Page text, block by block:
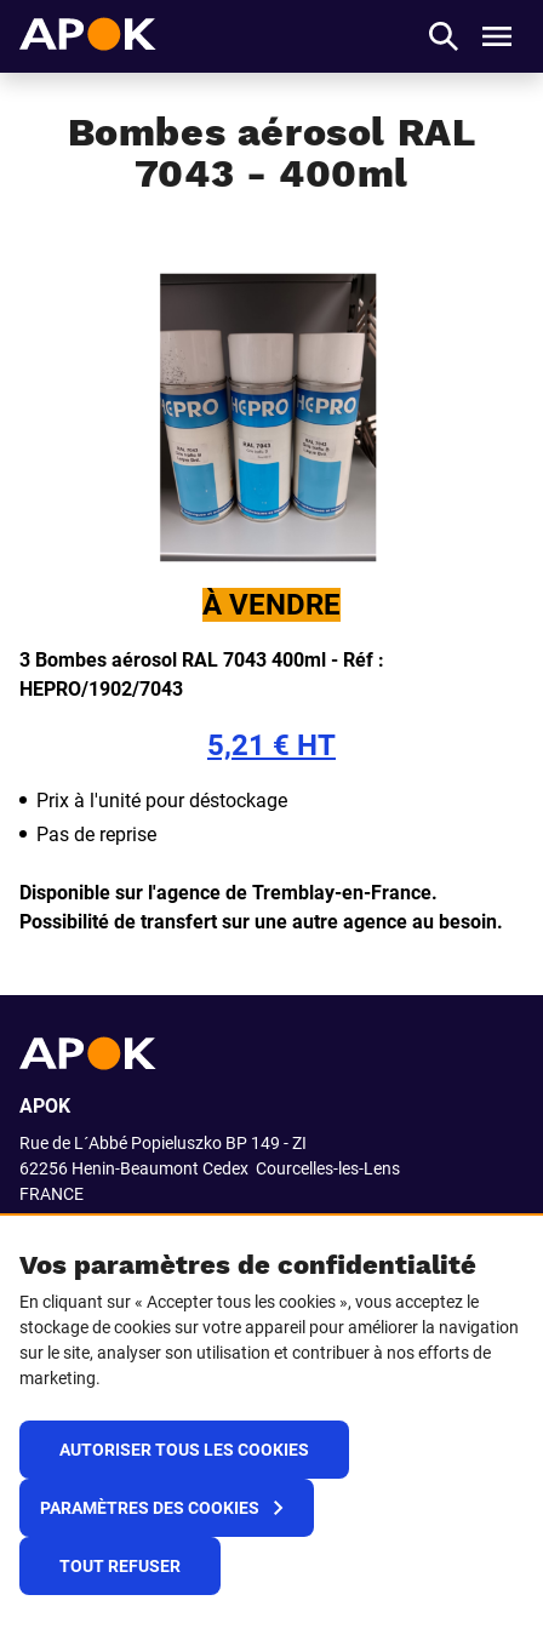
​Bombes aérosol RAL
7043 - 400ml
À VENDRE
3 Bombes aérosol RAL 7043 400ml - Réf :
HEPRO/1902/7043
5,21 € HT
Prix à l'unité pour déstockage
Pas de reprise
Disponible sur l'agence de Tremblay-en-France.
Possibilité de transfert sur une autre agence au besoin.
Vos paramètres de confidentialité
En cliquant sur « Accepter tous les cookies », vous acceptez le
stockage de cookies sur votre appareil pour améliorer la navigation
sur le site, analyser son utilisation et contribuer à nos efforts de
marketing.
AUTORISER TOUS LES COOKIES
PARAMÈTRES DES COOKIES
TOUT REFUSER
APOK
Rue de L´Abbé Popieluszko BP 149 - ZI
62256 Henin-Beaumont Cedex Courcelles-les-Lens
FRANCE
SUIVEZ-NOUS SUR
© 2021 APOK